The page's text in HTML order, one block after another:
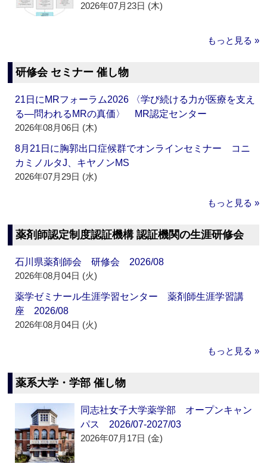
2026年07月23日 (木)
もっと見る »
研修会 セミナー 催し物
21日にMRフォーラム2026 〈学び続ける力が医療を支え
る―問われるMRの真価〉 MR認定センター
2026年08月06日 (木)
8月21日に胸郭出口症候群でオンラインセミナー コニ
カミノルタJ、キヤノンMS
2026年07月29日 (水)
もっと見る »
薬剤師認定制度認証機構 認証機関の生涯研修会
石川県薬剤師会 研修会 2026/08
2026年08月04日 (火)
薬学ゼミナール生涯学習センター 薬剤師生涯学習講
座 2026/08
2026年08月04日 (火)
もっと見る »
薬系大学・学部 催し物
同志社女子大学薬学部 オープンキャン
パス 2026/07-2027/03
2026年07月17日 (金)